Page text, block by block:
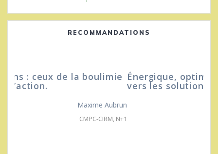
RECOMMANDATIONS
Énergique, optimiste, ouvert et tourné
vers les solutions